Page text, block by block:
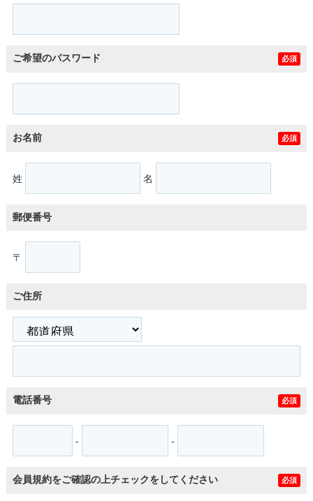
ご希望のパスワード 必須
お名前 必須
姓 名
郵便番号
〒
ご住所
電話番号 必須
- -
会員規約をご確認の上チェックをしてください 必須